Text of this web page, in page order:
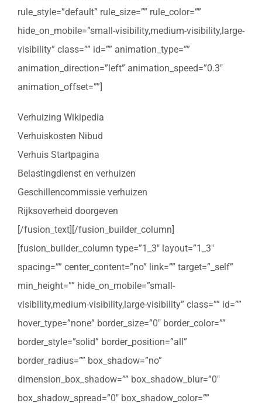
rule_style=”default” rule_size=”” rule_color=””
hide_on_mobile=”small-visibility,medium-visibility,large-
visibility” class=”” id=”” animation_type=””
animation_direction=”left” animation_speed=”0.3″
animation_offset=””]
Verhuizing Wikipedia
Verhuiskosten Nibud
Verhuis Startpagina
Belastingdienst en verhuizen
Geschillencommissie verhuizen
Rijksoverheid doorgeven
[/fusion_text][/fusion_builder_column]
[fusion_builder_column type=”1_3″ layout=”1_3″
spacing=”” center_content=”no” link=”” target=”_self”
min_height=”” hide_on_mobile=”small-
visibility,medium-visibility,large-visibility” class=”” id=””
hover_type=”none” border_size=”0″ border_color=””
border_style=”solid” border_position=”all”
border_radius=”” box_shadow=”no”
dimension_box_shadow=”” box_shadow_blur=”0″
box_shadow_spread=”0″ box_shadow_color=””